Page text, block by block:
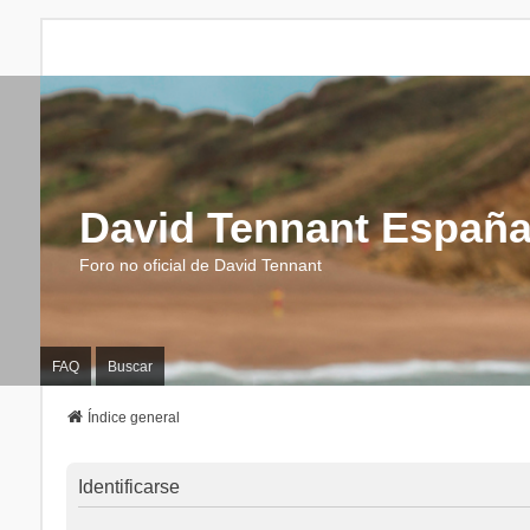
David Tennant
Foro no oficial de David Tennant
FAQ Buscar
Índice general
Identificarse